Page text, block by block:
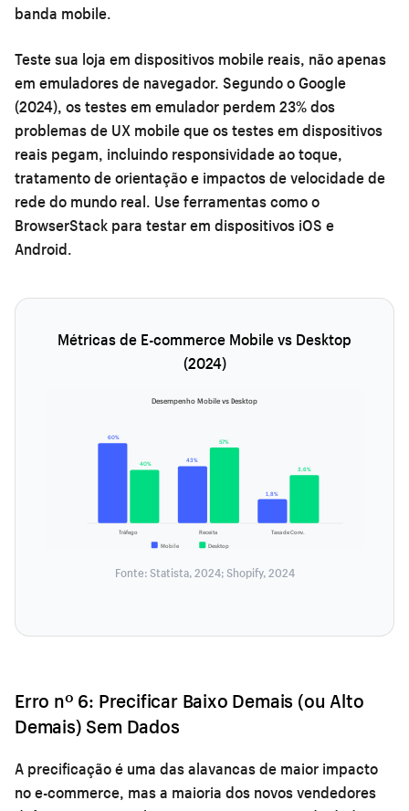
banda mobile.
Teste sua loja em dispositivos mobile reais, não apenas
em emuladores de navegador. Segundo o Google
(2024), os testes em emulador perdem 23% dos
problemas de UX mobile que os testes em dispositivos
reais pegam, incluindo responsividade ao toque,
tratamento de orientação e impactos de velocidade de
rede do mundo real. Use ferramentas como o
BrowserStack para testar em dispositivos iOS e
Android.
Métricas de E-commerce Mobile vs Desktop
(2024)
Desempenho Mobile vs Desktop
60%
40%
Tráfego
43%
57%
Receita
1,8%
3,6%
Taxa de Conv.
Mobile
Desktop
Fonte: Statista, 2024; Shopify, 2024
Erro nº 6: Precificar Baixo Demais (ou Alto
Demais) Sem Dados
A precificação é uma das alavancas de maior impacto
no e-commerce, mas a maioria dos novos vendedores